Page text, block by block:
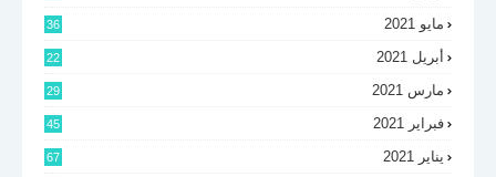
مايو 2021 36
أبريل 2021 22
مارس 2021 29
فبراير 2021 45
يناير 2021 67